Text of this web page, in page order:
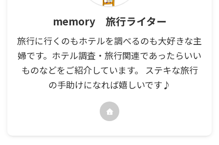
memory 旅行ライター
旅行に行くのもホテルを調べるのも大好きな主
婦です。ホテル調査・旅行関連であったらいい
ものなどをご紹介しています。 ステキな旅行
の手助けになれば嬉しいです♪